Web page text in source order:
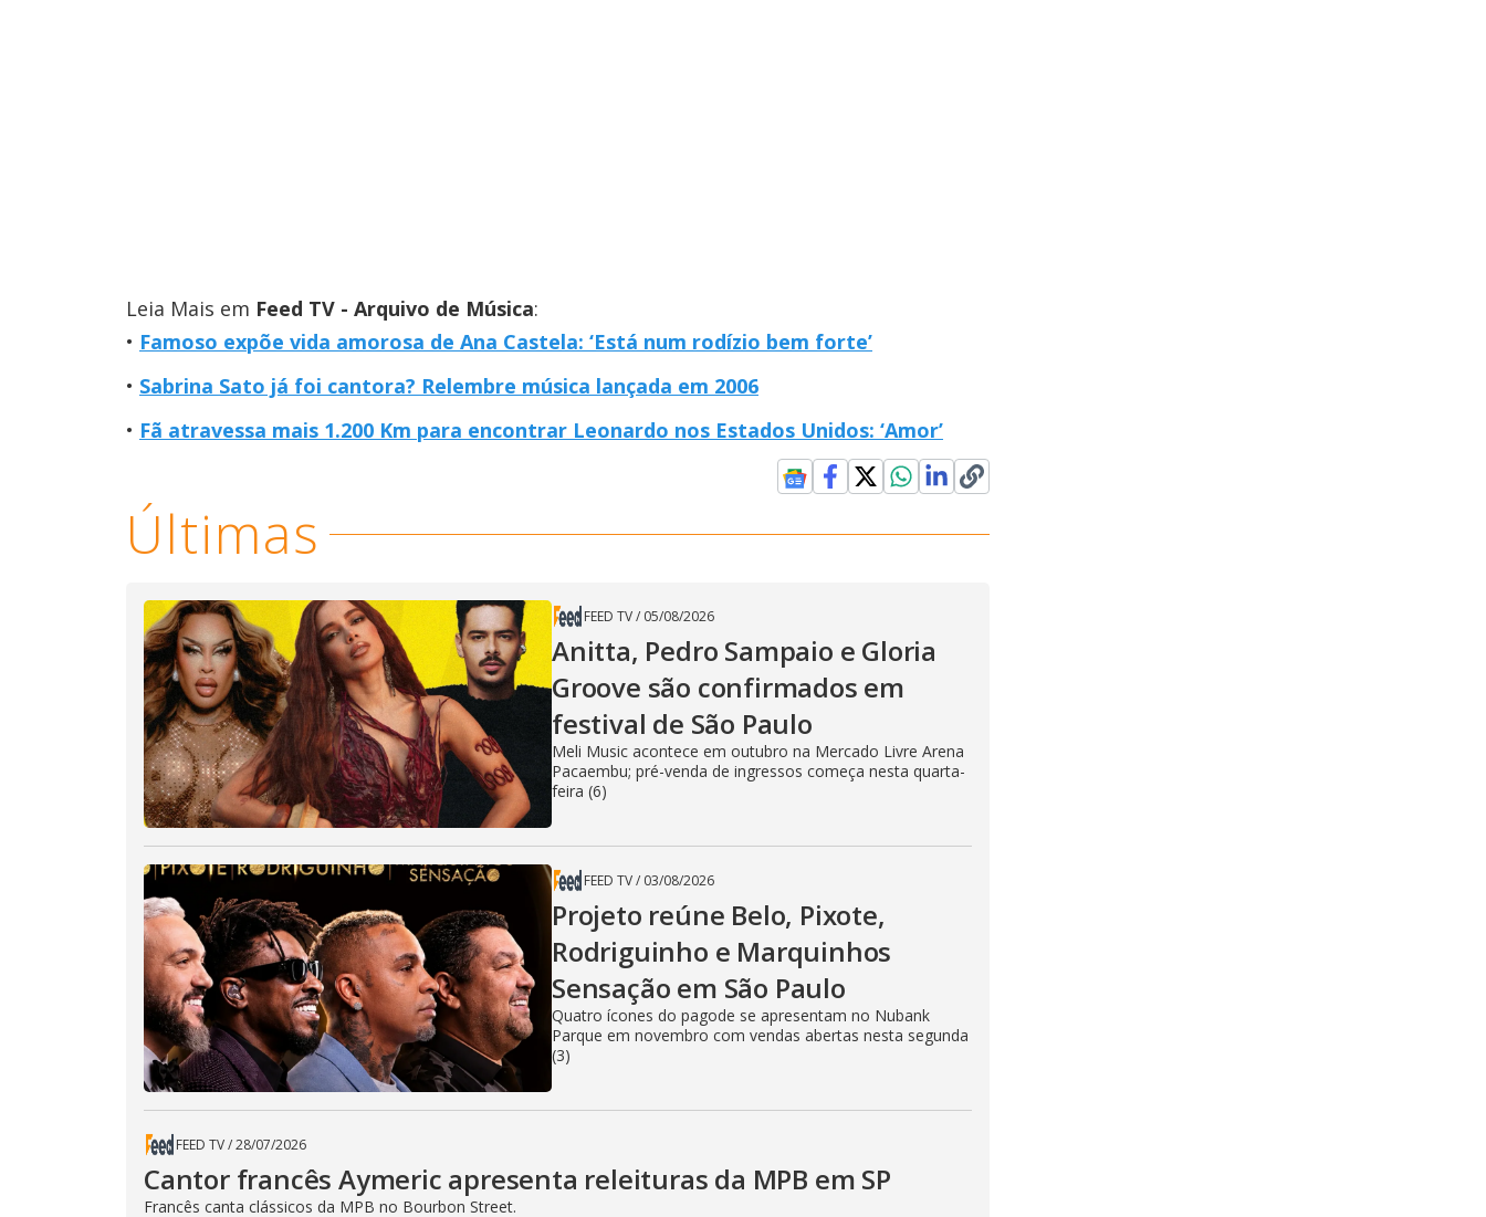
Leia Mais em Feed TV - Arquivo de Música:
Famoso expõe vida amorosa de Ana Castela: ‘Está num rodízio bem forte’
Sabrina Sato já foi cantora? Relembre música lançada em 2006
Fã atravessa mais 1.200 Km para encontrar Leonardo nos Estados Unidos: ‘Amor’
Últimas
FEED TV/ 05/08/2026
Anitta, Pedro Sampaio e Gloria
Groove são confirmados em
festival de São Paulo
Meli Music acontece em outubro na Mercado Livre Arena
Pacaembu; pré-venda de ingressos começa nesta quarta-
feira (6)
FEED TV/ 03/08/2026
Projeto reúne Belo, Pixote,
Rodriguinho e Marquinhos
Sensação em São Paulo
Quatro ícones do pagode se apresentam no Nubank
Parque em novembro com vendas abertas nesta segunda
(3)
FEED TV/28/07/2026
Cantor francês Aymeric apresenta releituras da MPB em SP
Francês canta clássicos da MPB no Bourbon Street.